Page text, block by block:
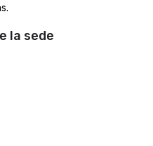
la sede